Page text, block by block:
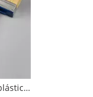
3 * 150mm Pure cerdas de plástico de plástico de plástico redondo cepillo de pintura de pared